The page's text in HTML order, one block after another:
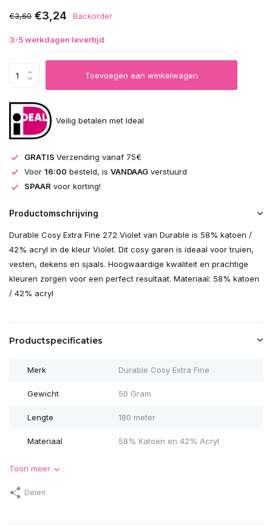
€3,60 €3,24 Backorder
3-5 werkdagen levertijd
Toevoegen aan winkelwagen
Veilig betalen met Ideal
GRATIS Verzending vanaf 75€
Voor 16:00 besteld, is VANDAAG verstuurd
SPAAR voor korting!
Productomschrijving
Durable Cosy Extra Fine 272 Violet van Durable is 58% katoen /
42% acryl in de kleur Violet. Dit cosy garen is ideaal voor truien,
vesten, dekens en sjaals. Hoogwaardige kwaliteit en prachtige
kleuren zorgen voor een perfect resultaat. Materiaal: 58% katoen
/ 42% acryl
Productspecificaties
Merk Durable Cosy Extra Fine
Gewicht 50 Gram
Lengte 180 meter
Materiaal 58% Katoen en 42% Acryl
Toon meer
Delen